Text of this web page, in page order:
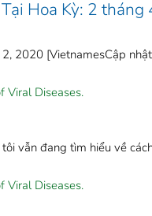
Hoa Kỳ: 2 tháng
2020 [VietnamesCập nhật
Viral Diseases.
vẫn đang tìm hiểu về
Viral Diseases.